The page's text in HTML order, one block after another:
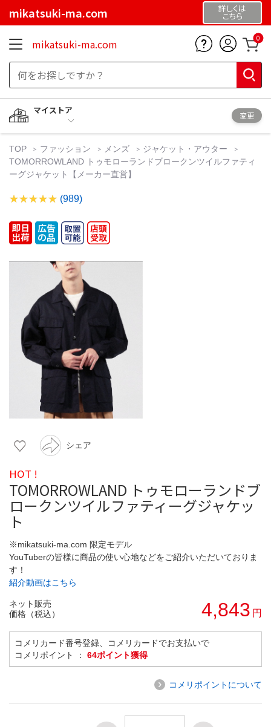
mikatsuki-ma.com 詳しくは
こちら
mikatsuki-ma.com 0
マイストア
変更
TOP ファッション メンズ
ジャケット・アウター
TOMORROWLAND トゥモローランドブロークンツイルファティ
ーグジャケット【メーカー直営】
(989)
シェア
HOT !
TOMORROWLAND トゥモローランドブ
ロークンツイルファティーグジャケッ
ト
※mikatsuki-ma.com 限定モデル
YouTuberの皆様に商品の使い心地などをご紹介いただいておりま
す！
紹介動画はこちら
ネット販売
価格（税込）
4,843 円
コメリカード番号登録、コメリカードでお支払いで
コメリポイント ： 64ポイント獲得
コメリポイントについて